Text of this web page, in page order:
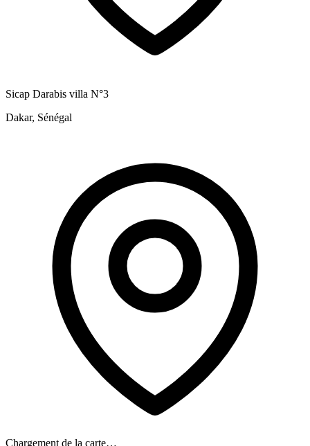
Sicap Darabis villa N°3
Dakar, Sénégal
Chargement de la carte…